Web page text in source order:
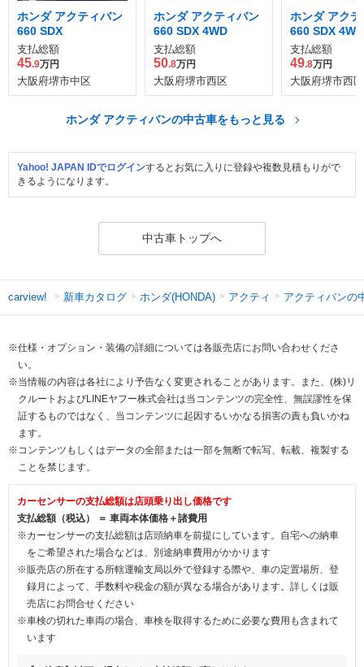
ホンダ アクティバン
660 SDX
支払総額
45.9万円
大阪府堺市中区
ホンダ アクティバン
660 SDX 4WD
支払総額
50.8万円
大阪府堺市西区
ホンダ アク
660 SDX 4WD
支払総額
49.8万円
大阪府堺市西区
ホンダ アクティバンの中古車をもっと見る
Yahoo! JAPAN IDでログインするとお気に入りに登録や複数見積もりがで
きるようになります。
中古車トップへ
carview! 新車カタログ ホンダ(HONDA) アクティ アクティバンの
※仕様・オプション・装備の詳細については各販売店にお問い合わせくださ
い。
※当情報の内容は各社により予告なく変更されることがあります。また、(株)リ
クルートおよびLINEヤフー株式会社は当コンテンツの完全性、無誤謬性を保
証するものではなく、当コンテンツに起因するいかなる損害の責も負いかね
ます。
※コンテンツもしくはデータの全部または一部を無断で転写、転載、複製する
ことを禁じます。
カーセンサーの支払総額は店頭乗り出し価格です
支払総額（税込） ＝ 車両本体価格＋諸費用
※カーセンサーの支払総額は店頭納車を前提にしています。自宅への納車
をご希望された場合などは、別途納車費用がかかります
※販売店の所在する所轄運輸支局以外で登録する際や、車の定置場所、登
録月によって、手数料や税金の額が異なる場合があります。詳しくは販
売店にお問合せください
※車検の切れた車両の場合、車検を取得するために必要な費用も含まれて
います